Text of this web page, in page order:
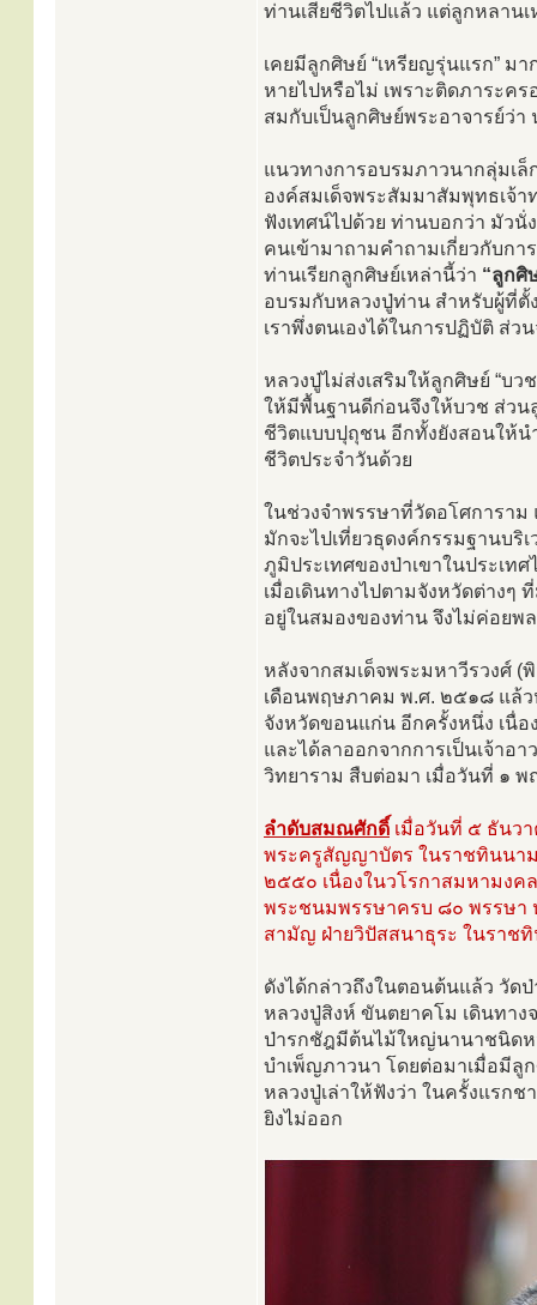
ท่านเสียชีวิตไปแล้ว แต่ลูกหลาน
เคยมีลูกศิษย์ “เหรียญรุ่นแรก” ม
หายไปหรือไม่ เพราะติดภาระค
สมกับเป็นลูกศิษย์พระอาจารย์ว่
แนวทางการอบรมภาวนากลุ่มเ
องค์สมเด็จพระสัมมาสัมพุทธเจ้
ฟังเทศน์ไปด้วย ท่านบอกว่า มัว
คนเข้ามาถามคำถามเกี่ยวกับกา
ท่านเรียกลูกศิษย์เหล่านี้ว่า “ลูกศิ
อบรมกับหลวงปู่ท่าน สำหรับผู้ที่ตั้
เราพึ่งตนเองได้ในการปฏิบัติ ส่
หลวงปู่ไม่ส่งเสริมให้ลูกศิษย์ “บ
ให้มีพื้นฐานดีก่อนจึงให้บวช ส่ว
ชีวิตแบบปุถุชน อีกทั้งยังสอนให้น
ชีวิตประจำวันด้วย
ในช่วงจำพรรษาที่วัดอโศการาม
มักจะไปเที่ยวธุดงค์กรรมฐานบ
ภูมิประเทศของป่าเขาในประเท
เมื่อเดินทางไปตามจังหวัดต่าง
อยู่ในสมองของท่าน จึงไม่ค่อยพล
หลังจากสมเด็จพระมหาวีรวงศ์
เดือนพฤษภาคม พ.ศ. ๒๕๑๘ แล้ว
จังหวัดขอนแก่น อีกครั้งหนึ่ง เนื่
และได้ลาออกจากการเป็นเจ้าอ
วิทยาราม สืบต่อมา เมื่อวันที่ ๑
ลำดับสมณศักดิ์ เมื่อวันที่ ๕ ธันว
พระครูสัญญาบัตร ในราชทินนา
๒๕๕๐ เนื่องในวโรกาสมหามงค
พระชนมพรรษาครบ ๘๐ พรรษา
สามัญ ฝ่ายวิปัสสนาธุระ ในราช
ดังได้กล่าวถึงในตอนต้นแล้ว วัดป่
หลวงปู่สิงห์ ขันตยาคโม เดินทาง
ป่ารกชัฎมีต้นไม้ใหญ่นานาชนิดห
บำเพ็ญภาวนา โดยต่อมาเมื่อมีลู
หลวงปู่เล่าให้ฟังว่า ในครั้งแรก
ยิงไม่ออก